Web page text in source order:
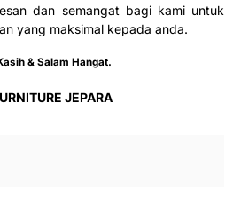
dan semangat bagi kami untuk
yang maksimal kepada anda.
& Salam Hangat.
JEPARA